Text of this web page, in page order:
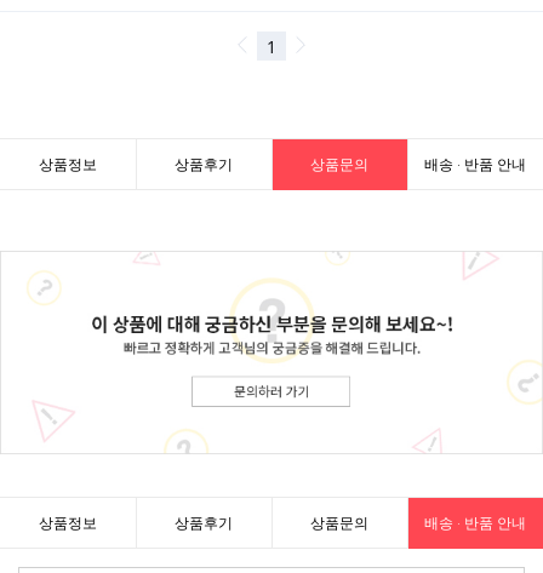
상품정보 상품후기 상품문의 배송 · 반품 안내
상품정보 상품후기 상품문의 배송 · 반품 안내